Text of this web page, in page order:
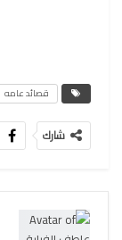
قصائد عامه
شارك